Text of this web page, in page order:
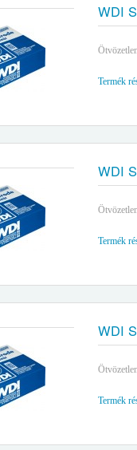
WDI
Termék
WDI
Termék
WDI
Termék